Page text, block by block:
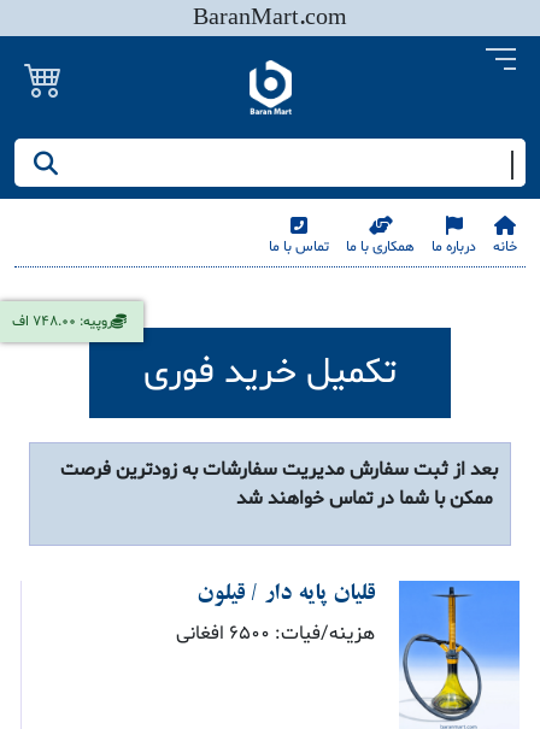
BaranMart.com
خانه درباره ما همکاری با ما تماس با ما
روپیه: 748.00 اف
تکمیل خرید فوری
بعد از ثبت سفارش مدیریت سفارشات به زودترین فرصت
ممکن با شما در تماس خواهند شد
قلیان پایه دار / قیلون
هزینه/فیات: 6500 افغانی